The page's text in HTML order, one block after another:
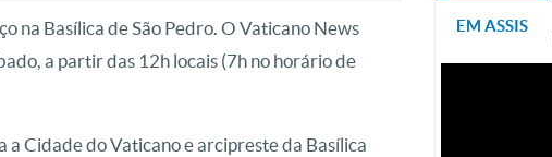
na Basílica de São Pedro. O Vaticano News
a partir das 12h locais (7h no horário de
Cidade do Vaticano e arcipreste da Basílica
EM ASSIS